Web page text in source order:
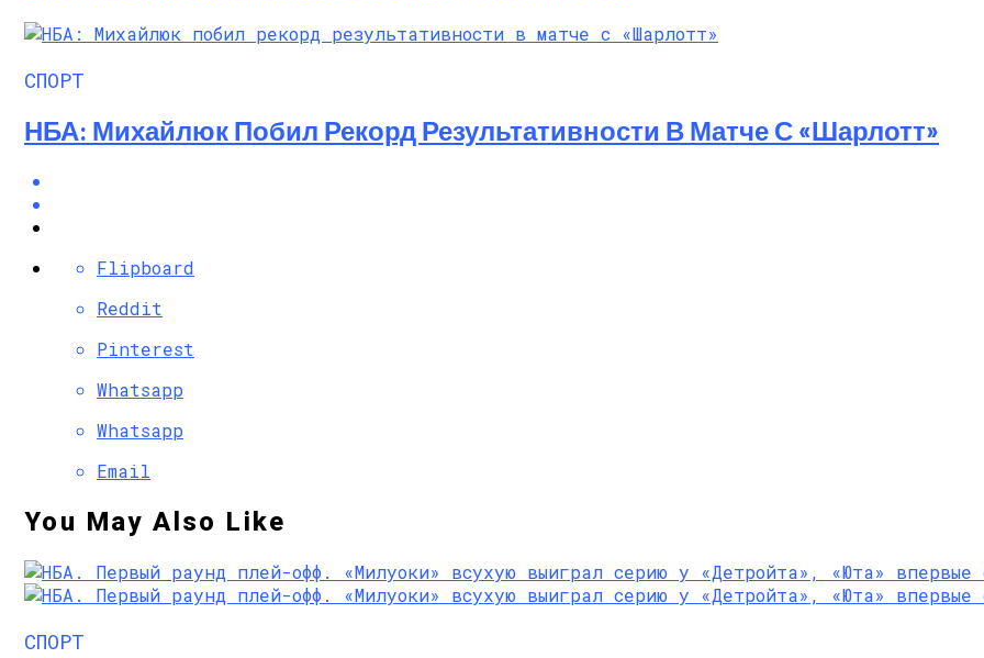
СПОРТ
НБА: Михайлюк Побил Рекорд Результативности В Матче С «Шарлотт»
Flipboard
Reddit
Pinterest
Whatsapp
Whatsapp
Email
You May Also Like
СПОРТ